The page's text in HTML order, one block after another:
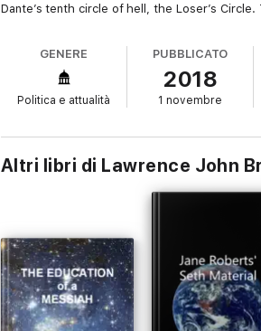
Dante’s tenth circle of hell, the Loser’s
GENERE
Politica e attualità
PUBBLICATO
2018
1 novembre
Altri libri di Lawrence John